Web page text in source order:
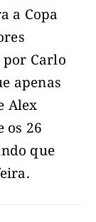
a Copa
por Carlo
apenas
Alex
os 26
que